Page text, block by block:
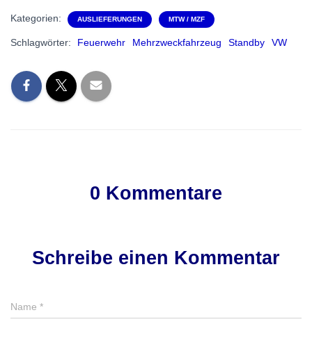
Kategorien: AUSLIEFERUNGEN MTW / MZF
Schlagwörter: Feuerwehr Mehrzweckfahrzeug Standby VW
0 Kommentare
Schreibe einen Kommentar
Name *